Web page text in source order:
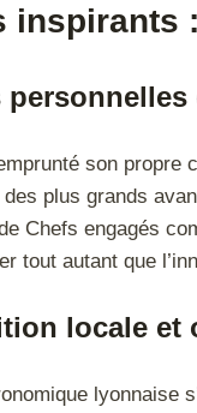
inspirants
son propre
plus grands
Chefs engagés
tout autant que
locale et
lyonnaise